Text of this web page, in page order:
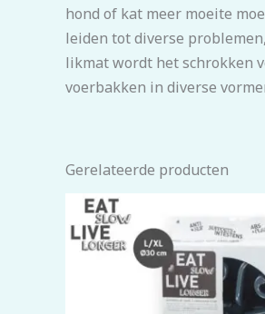
hond of kat meer moeite
leiden tot diverse
likmat wordt het schrokken
voerbakken in diverse
Gerelateerde producten